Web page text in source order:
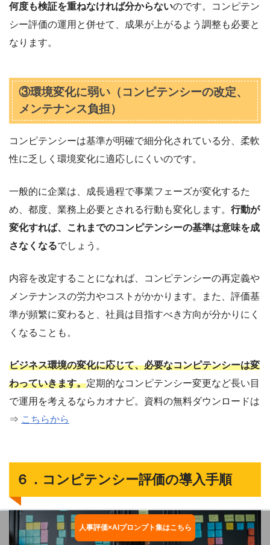
何度も検証を重ねなければ分からないのです。コンピテン
シー評価の運用と併せて、成果が上がるよう調整も必要と
なります。
③環境変化に弱い（コンピテンシーの改定、
メンテナンス負担）
コンピテンシーは基準が明確で細分化されている分、柔軟
性に乏しく環境変化に適応しにくいのです。
一般的に企業は、成長過程で事業フェーズが変化するた
め、都度、業務上必要とされる行動も変化します。 行動が
変化すれば、これまでのコンピテンシーの基準は意味を成
さなくなるでしょう。
内容を改定することになれば、コンピテンシーの再定義や
メンテナンスの労力やコストがかかります。また、評価基
準が頻繁に変わると、社員は目指すべき方向が分かりにく
くなることも。
ビジネス環境の変化に応じて、必要なコンピテンシーは変
わっていきます。定期的なコンピテンシー変更など長い目
で運用を考えるならカオナビ。資料の無料ダウンロードは
⇒ こちらから
６．コンピテンシー評価の導入手順
お役立ち資料ダウンロード
人事評価×AIプロンプト集はこちら